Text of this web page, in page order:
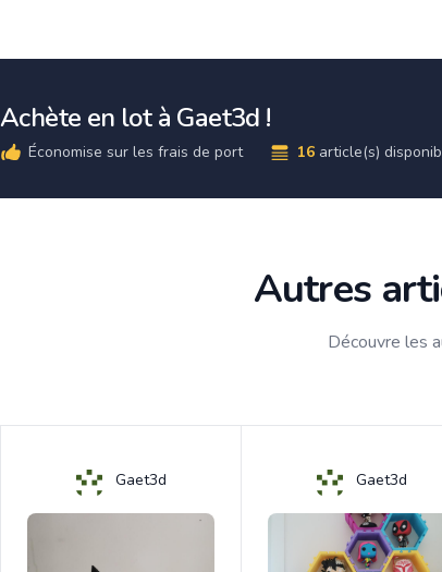
Achète en lot à Gaet3d !
Économise sur les frais de port 16 article(s)
Autres
Découvre les
Gaet3d Gaet3d